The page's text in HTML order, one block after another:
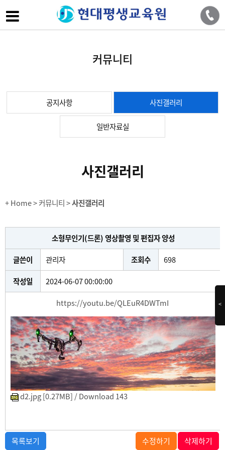
커뮤니티
공지사항 사진갤러리
일반자료실
사진갤러리
+ Home> 커뮤니티 >사진갤러리
소형무인기(드론) 영상촬영 및 편집자 양성
글쓴이
관리자 조회수
698
작성일
2024-06-07 00:00:00
https://youtu.be/QLEuR4DWTmI
d2.jpg [0.27MB] / Download 143
목록보기 수정하기 삭제하기
<